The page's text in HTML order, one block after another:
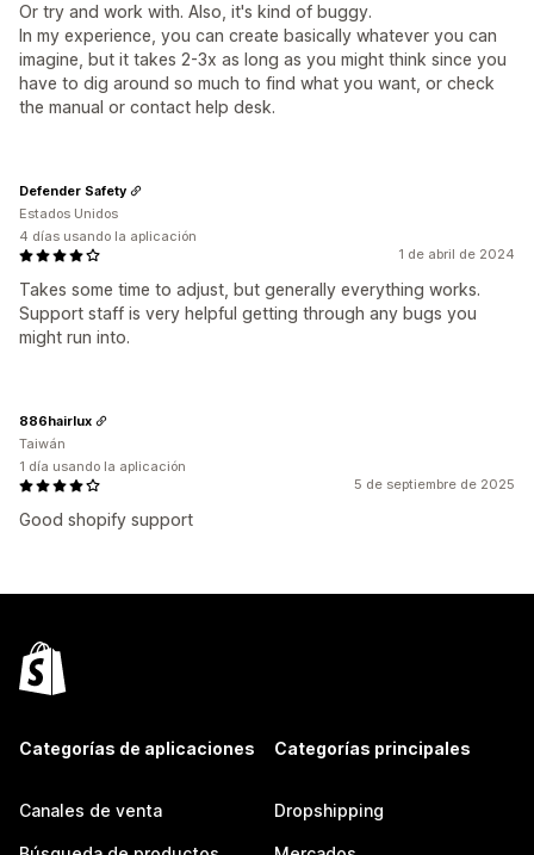
Or try and work with. Also, it's kind of buggy.
In my experience, you can create basically whatever you can
imagine, but it takes 2-3x as long as you might think since you
have to dig around so much to find what you want, or check
the manual or contact help desk.
1 de abril de 2024
Takes some time to adjust, but generally everything works.
Support staff is very helpful getting through any bugs you
might run into.
Defender Safety
Estados Unidos
4 días usando la aplicación
5 de septiembre de 2025
Good shopify support
886hairlux
Taiwán
1 día usando la aplicación
Categorías de aplicaciones
Canales de venta
Categorías principales
Dropshipping